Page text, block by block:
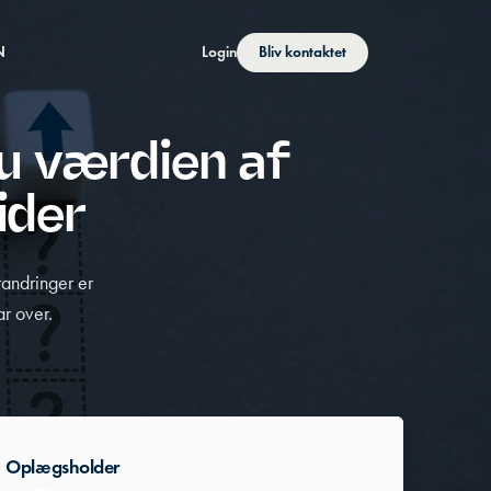
Login Bliv kontaktet
værdien af
er
over.
Oplægsholder